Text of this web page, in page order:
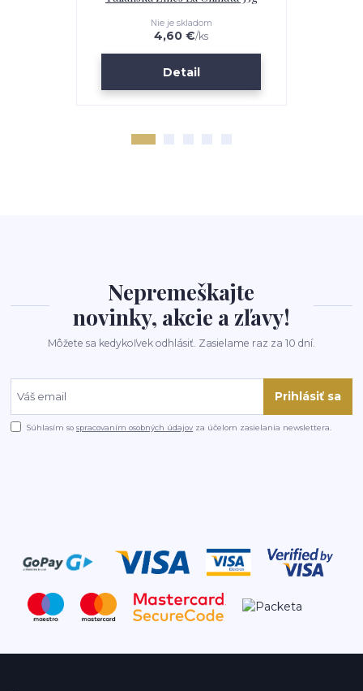
4,60 €/ks
Nie je skladom
Detail
Nepremeškajte
novinky, akcie a zľavy!
Môžete sa kedykoľvek odhlásiť. Zasielame raz za 10 dní.
Prihlásiť sa
Súhlasím sospracovaním osobných údajov za účelom zasielania newslettera.